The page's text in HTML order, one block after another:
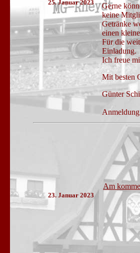
25. Januar 2023
Gerne
keine
Getränke
einen
Für die
Einladung.
Ich freue
Mit besten
Günter
23. Januar 2023
Am